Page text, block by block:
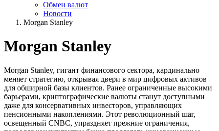
Обмен валют
Новости
Morgan Stanley
Morgan Stanley
Morgan Stanley, гигант финансового сектора, кардинально
меняет стратегию, открывая двери в мир цифровых активов
для обширной базы клиентов. Ранее ограниченные высокими
барьерами, криптографические валюты станут доступными
даже для консервативных инвесторов, управляющих
пенсионными накоплениями. Этот революционный шаг,
освещенный CNBC, упраздняет прежние ограничения,